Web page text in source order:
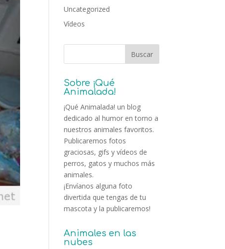
Uncategorized
Vídeos
Sobre ¡Qué
Animalada!
¡Qué Animalada! un blog
dedicado al humor en torno a
nuestros animales favoritos.
Publicaremos fotos
graciosas, gifs y vídeos de
perros, gatos y muchos más
animales.
¡Envíanos alguna foto
divertida que tengas de tu
mascota y la publicaremos!
Animales en las
nubes